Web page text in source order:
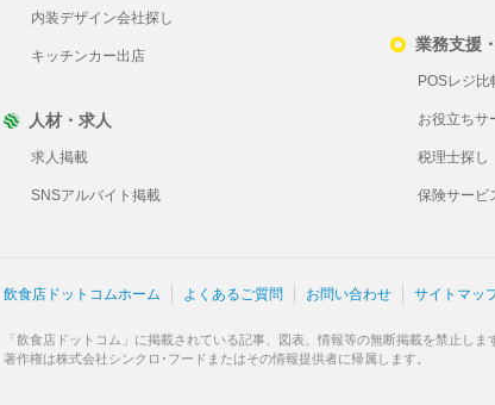
内装デザイン会社探し
キッチンカー出店
人材・求人
求人掲載
SNSアルバイト掲載
業務支援
POSレジ比
お役立ちサ
税理士探し
保険サービ
飲食店ドットコムホーム よくあるご質問 お問い合わせ サイトマッ
「飲食店ドットコム」に掲載されている記事、図表、情報等の無断掲載を禁止しま
著作権は株式会社シンクロ･フードまたはその情報提供者に帰属します。